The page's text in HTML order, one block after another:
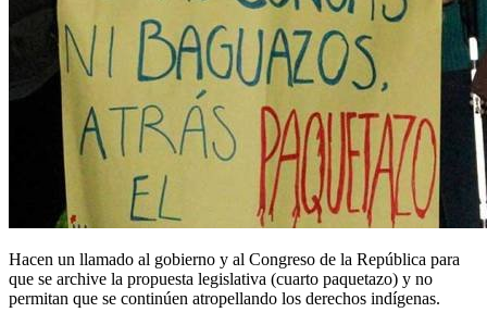
Hacen un llamado al gobierno y al Congreso de la República para
que se archive la propuesta legislativa (cuarto paquetazo) y no
permitan que se continúen atropellando los derechos indígenas.